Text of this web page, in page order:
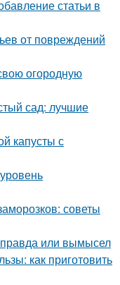
статьи в
от повреждений
огородную
сад: лучшие
капусты с
советы
или вымысел
как приготовить